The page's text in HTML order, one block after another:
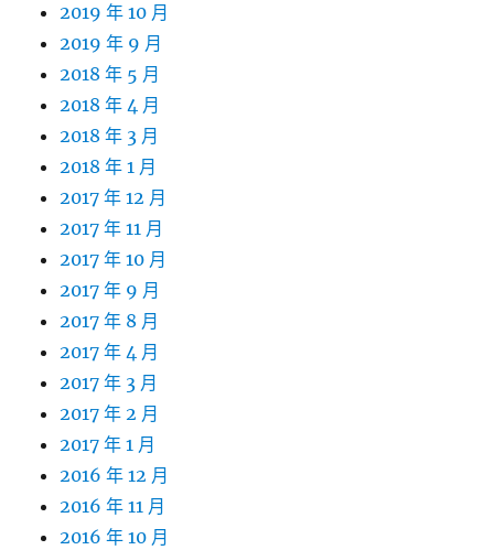
2019 年 10 月
2019 年 9 月
2018 年 5 月
2018 年 4 月
2018 年 3 月
2018 年 1 月
2017 年 12 月
2017 年 11 月
2017 年 10 月
2017 年 9 月
2017 年 8 月
2017 年 4 月
2017 年 3 月
2017 年 2 月
2017 年 1 月
2016 年 12 月
2016 年 11 月
2016 年 10 月